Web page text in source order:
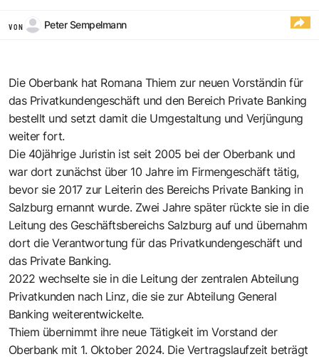
VON Peter Sempelmann
Die Oberbank hat Romana Thiem zur neuen Vorständin für
das Privatkundengeschäft und den Bereich Private Banking
bestellt und setzt damit die Umgestaltung und Verjüngung
weiter fort.
Die 40jährige Juristin ist seit 2005 bei der Oberbank und
war dort zunächst über 10 Jahre im Firmengeschäft tätig,
bevor sie 2017 zur Leiterin des Bereichs Private Banking in
Salzburg ernannt wurde. Zwei Jahre später rückte sie in die
Leitung des Geschäftsbereichs Salzburg auf und übernahm
dort die Verantwortung für das Privatkundengeschäft und
das Private Banking.
2022 wechselte sie in die Leitung der zentralen Abteilung
Privatkunden nach Linz, die sie zur Abteilung General
Banking weiterentwickelte.
Thiem übernimmt ihre neue Tätigkeit im Vorstand der
Oberbank mit 1. Oktober 2024. Die Vertragslaufzeit beträgt